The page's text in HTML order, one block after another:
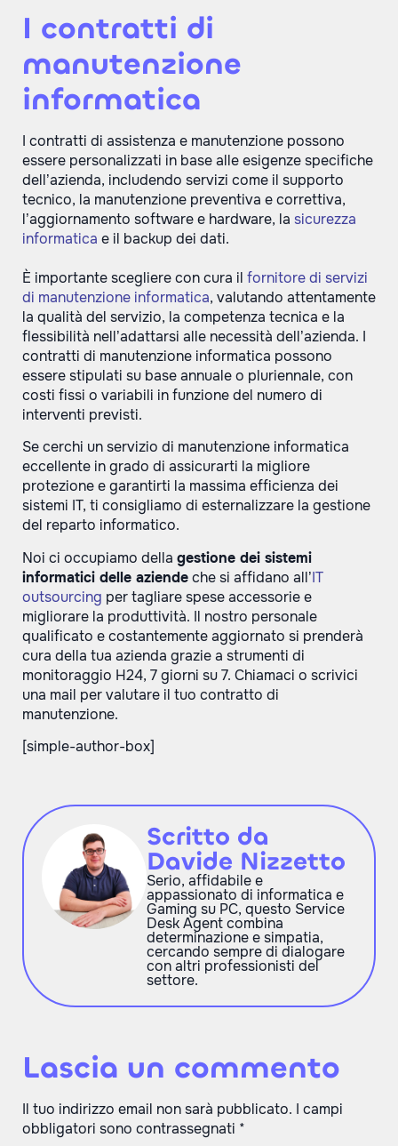
I contratti di
manutenzione
informatica
I contratti di assistenza e manutenzione possono
essere personalizzati in base alle esigenze specifiche
dell’azienda, includendo servizi come il supporto
tecnico, la manutenzione preventiva e correttiva,
l’aggiornamento software e hardware, la sicurezza
informatica e il backup dei dati.
È importante scegliere con cura il fornitore di servizi
di manutenzione informatica, valutando attentamente
la qualità del servizio, la competenza tecnica e la
flessibilità nell’adattarsi alle necessità dell’azienda. I
contratti di manutenzione informatica possono
essere stipulati su base annuale o pluriennale, con
costi fissi o variabili in funzione del numero di
interventi previsti.
Se cerchi un servizio di manutenzione informatica
eccellente in grado di assicurarti la migliore
protezione e garantirti la massima efficienza dei
sistemi IT, ti consigliamo di esternalizzare la gestione
del reparto informatico.
Noi ci occupiamo della gestione dei sistemi
informatici delle aziendeche si affidano all’IT
outsourcing per tagliare spese accessorie e
migliorare la produttività. Il nostro personale
qualificato e costantemente aggiornato si prenderà
cura della tua azienda grazie a strumenti di
monitoraggio H24, 7 giorni su 7. Chiamaci o scrivici
una mail per valutare il tuo contratto di
manutenzione.
[simple-author-box]
Scritto da
Davide Nizzetto
Serio, affidabile e
appassionato di informatica e
Gaming su PC, questo Service
Desk Agent combina
determinazione e simpatia,
cercando sempre di dialogare
con altri professionisti del
settore.
Lascia un commento
Il tuo indirizzo email non sarà pubblicato. I campi
obbligatori sono contrassegnati *